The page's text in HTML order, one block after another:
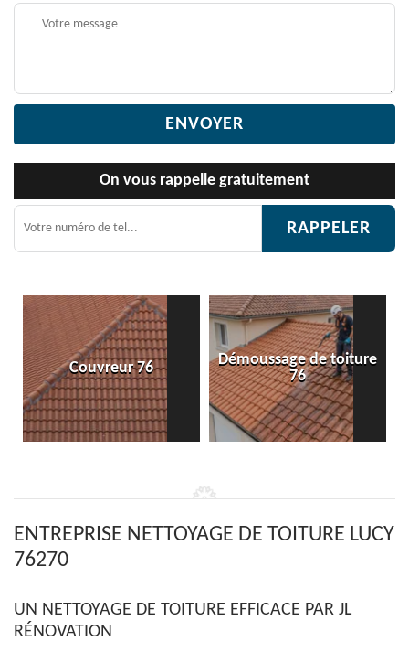
On vous rappelle gratuitement
Couvreur 76
Démoussage de toiture
76
ENTREPRISE NETTOYAGE DE TOITURE LUCY
76270
UN NETTOYAGE DE TOITURE EFFICACE PAR JL
RÉNOVATION